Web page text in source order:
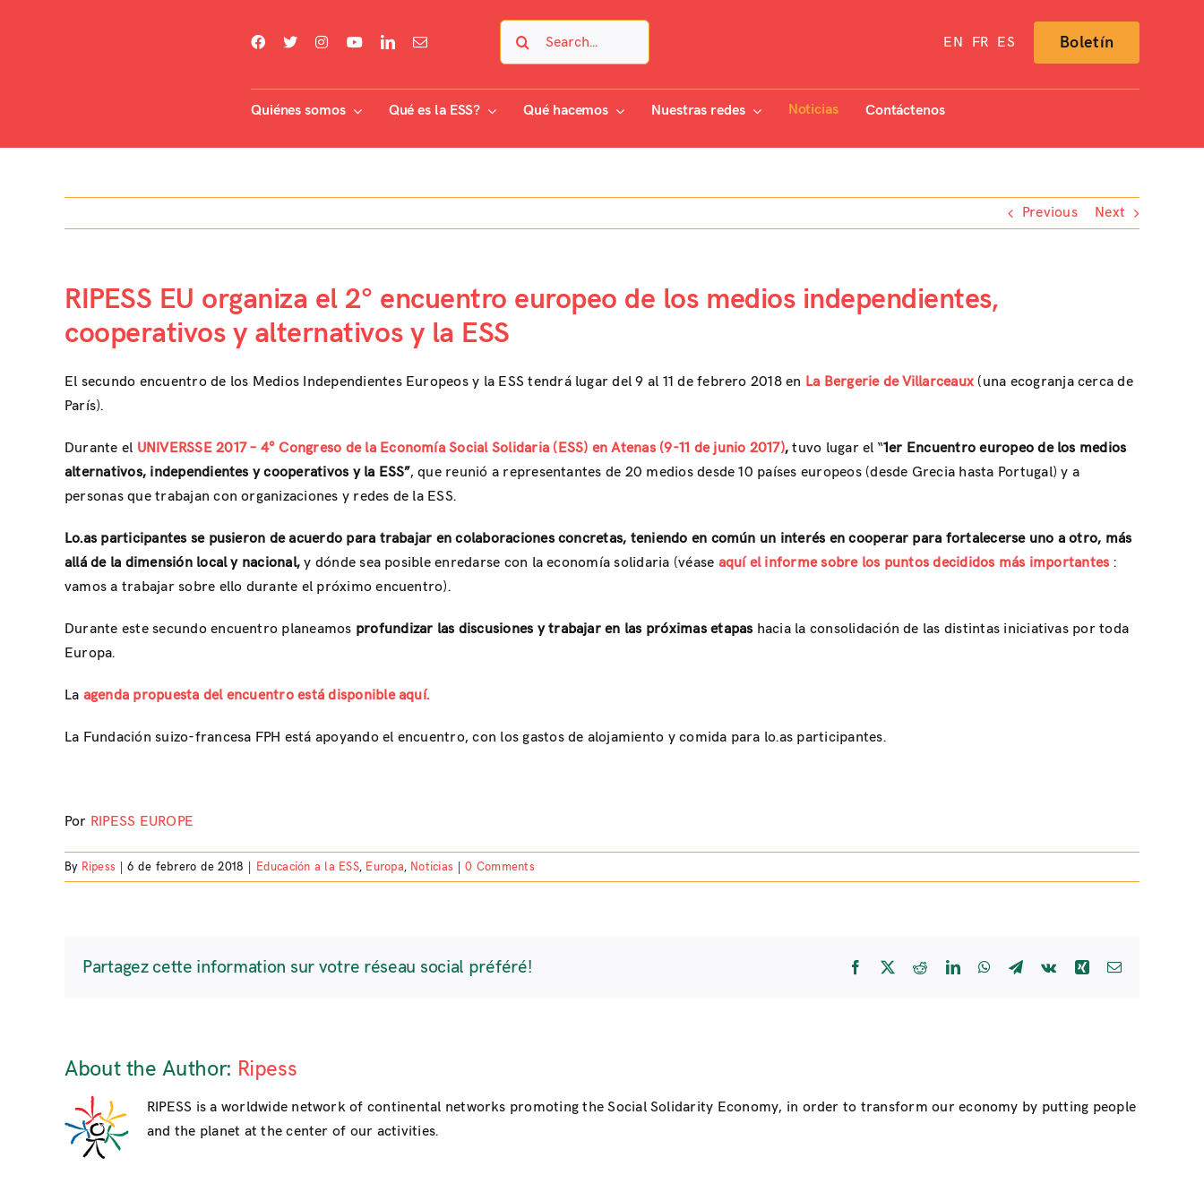
EN FR ES Boletín
Quiénes somos Qué es la ESS? Qué hacemos Nuestras redes Noticias Contáctenos
Previous Next
RIPESS EU organiza el 2° encuentro europeo de los medios independientes,
cooperativos y alternativos y la ESS
El secundo encuentro de los Medios Independientes Europeos y la ESS tendrá lugar del 9 al 11 de febrero 2018 en La Bergerie de Villarceaux (una ecogranja cerca de
París).
Durante el UNIVERSSE 2017 – 4° Congreso de la Economía Social Solidaria (ESS) en Atenas (9-11 de junio 2017), tuvo lugar el “1er Encuentro europeo de los medios
alternativos, independientes y cooperativos y la ESS”, que reunió a representantes de 20 medios desde 10 países europeos (desde Grecia hasta Portugal) y a
personas que trabajan con organizaciones y redes de la ESS.
Lo.as participantes se pusieron de acuerdo para trabajar en colaboraciones concretas, teniendo en común un interés en cooperar para fortalecerse uno a otro, más
allá de la dimensión local y nacional, y dónde sea posible enredarse con la economía solidaria (véase aquí el informe sobre los puntos decididos más importantes :
vamos a trabajar sobre ello durante el próximo encuentro).
Durante este secundo encuentro planeamos profundizar las discusiones y trabajar en las próximas etapas hacia la consolidación de las distintas iniciativas por toda
Europa.
La agenda propuesta del encuentro está disponible aquí.
La Fundación suizo-francesa FPH está apoyando el encuentro, con los gastos de alojamiento y comida para lo.as participantes.
Por RIPESS EUROPE
By Ripess 6 de febrero de 2018 Educación a la ESS, Europa, Noticias 0 Comments
Partagez cette information sur votre réseau social préféré! Facebook RedditLinkedInWhatsApp
Telegram
Vk Xing Email
About the Author: Ripess
RIPESS is a worldwide network of continental networks promoting the Social Solidarity Economy, in order to transform our economy by putting people
and the planet at the center of our activities.